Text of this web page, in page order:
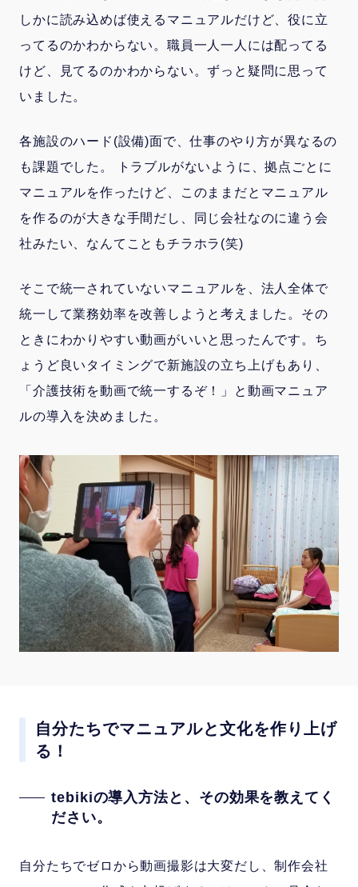
しかに読み込めば使えるマニュアルだけど、役に立
ってるのかわからない。職員一人一人には配ってる
けど、見てるのかわからない。ずっと疑問に思って
いました。
各施設のハード(設備)面で、仕事のやり方が異なるの
も課題でした。 トラブルがないように、拠点ごとに
マニュアルを作ったけど、このままだとマニュアル
を作るのが大きな手間だし、同じ会社なのに違う会
社みたい、なんてこともチラホラ(笑)
そこで統一されていないマニュアルを、法人全体で
統一して業務効率を改善しようと考えました。その
ときにわかりやすい動画がいいと思ったんです。ち
ょうど良いタイミングで新施設の立ち上げもあり、
「介護技術を動画で統一するぞ！」と動画マニュア
ルの導入を決めました。
自分たちでマニュアルと文化を作り上げ
る！
tebikiの導入方法と、その効果を教えてく
ださい。
自分たちでゼロから動画撮影は大変だし、制作会社